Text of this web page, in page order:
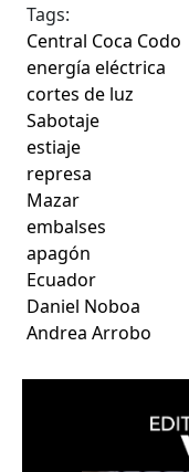
Tags:
Central Coca Codo
energía eléctrica
cortes de luz
Sabotaje
estiaje
represa
Mazar
embalses
apagón
Ecuador
Daniel Noboa
Andrea Arrobo